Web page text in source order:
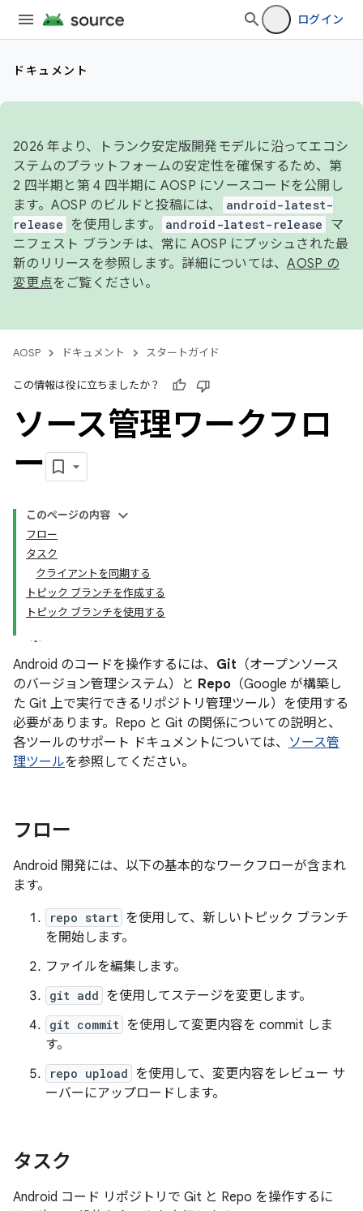
ログイン
ドキュメント
2026 年より、トランク安定版開発モデルに沿ってエコシ
ステムのプラットフォームの安定性を確保するため、第
2 四半期と第 4 四半期に AOSP にソースコードを公開し
ます。AOSP のビルドと投稿には、
android-latest-
release
を使用します。 android-latest-release
マ
ニフェスト ブランチは、常に AOSP にプッシュされた最
新のリリースを参照します。詳細については、AOSP の
変更点をご覧ください。
AOSP ドキュメント スタートガイド
この情報は役に立ちましたか？
ソース管理ワークフロ
ー
このページの内容
フロー
タスク
クライアントを同期する
トピック ブランチを作成する
トピック ブランチを使用する
Android のコードを操作するには、 Git （オープンソース
のバージョン管理システム）と Repo （Google が構築し
た Git 上で実行できるリポジトリ管理ツール）を使用する
必要があります。Repo と Git の関係についての説明と、
各ツールのサポート ドキュメントについては、 ソース管
理ツールを参照してください。
フロー
Android 開発には、以下の基本的なワークフローが含まれ
ます。
repo start を使用して、新しいトピック ブランチ
を開始します。
ファイルを編集します。
git add を使用してステージを変更します。
git commit を使用して変更内容を commit しま
す。
repo upload を使用して、変更内容をレビュー サ
ーバーにアップロードします。
タスク
Android コード リポジトリで Git と Repo を操作するに